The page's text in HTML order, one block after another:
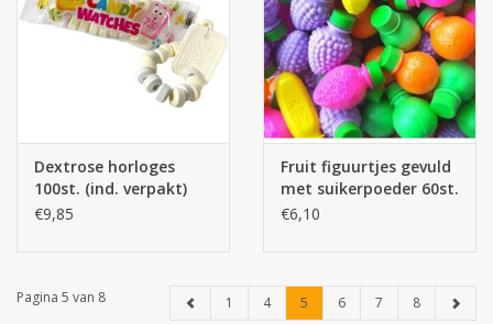
Dextrose horloges
100st. (ind. verpakt)
€9,85
Fruit figuurtjes gevuld
met suikerpoeder 60st.
x 10g (1 zakje)
€6,10
Pagina 5 van 8 1 4 5 6 7 8